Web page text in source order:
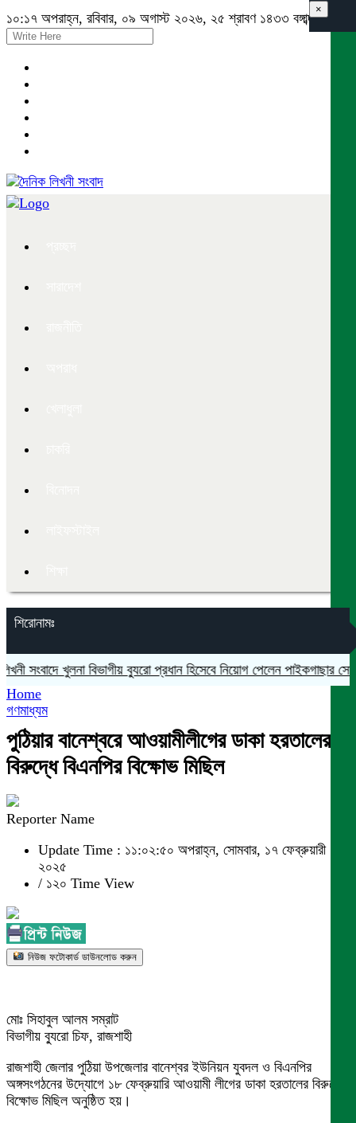
১০:১৭ অপরাহ্ন, রবিবার, ০৯ অগাস্ট ২০২৬, ২৫ শ্রাবণ ১৪৩৩ বঙ্গাব্দ
শিরোনামঃ
বিভাগীয় ব্যুরো প্রধান হিসেবে নিয়োগ পেলেন পাইকগাছার সোহেল রানা
×
Home
গণমাধ্যম
পুঠিয়ার বানেশ্বরে আওয়ামীলীগের ডাকা হরতালের
বিরুদ্ধে বিএনপির বিক্ষোভ মিছিল
Reporter Name
Update Time : ১১:০২:৫০ অপরাহ্ন, সোমবার, ১৭ ফেব্রুয়ারী
২০২৫
/ ১২০ Time View
নিউজ ফটোকার্ড ডাউনলোড করুন
মোঃ সিহাবুল আলম সম্রাট
বিভাগীয় ব্যুরো চিফ, রাজশাহী
রাজশাহী জেলার পুঠিয়া উপজেলার বানেশ্বর ইউনিয়ন যুবদল ও বিএনপির
অঙ্গসংগঠনের উদ্যোগে ১৮ ফেব্রুয়ারি আওয়ামী লীগের ডাকা হরতালের বিরুদ্ধে
বিক্ষোভ মিছিল অনুষ্ঠিত হয়।